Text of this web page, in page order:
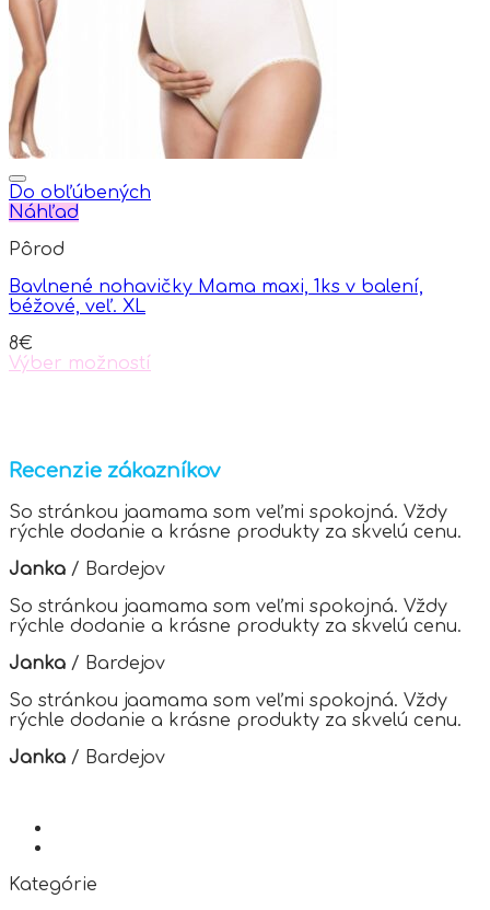
chosen
on
the
product
page
Do obľúbených
Náhľad
Pôrod
Bavlnené nohavičky Mama maxi, 1ks v balení,
béžové, veľ. XL
8€
Výber možností
variants.
The
options
may
be
chosen
on
the
product
page
Recenzie zákazníkov
So stránkou jaamama som veľmi spokojná. Vždy
rýchle dodanie a krásne produkty za skvelú cenu.
Janka / Bardejov
So stránkou jaamama som veľmi spokojná. Vždy
rýchle dodanie a krásne produkty za skvelú cenu.
Janka / Bardejov
So stránkou jaamama som veľmi spokojná. Vždy
rýchle dodanie a krásne produkty za skvelú cenu.
Janka / Bardejov
Kategórie